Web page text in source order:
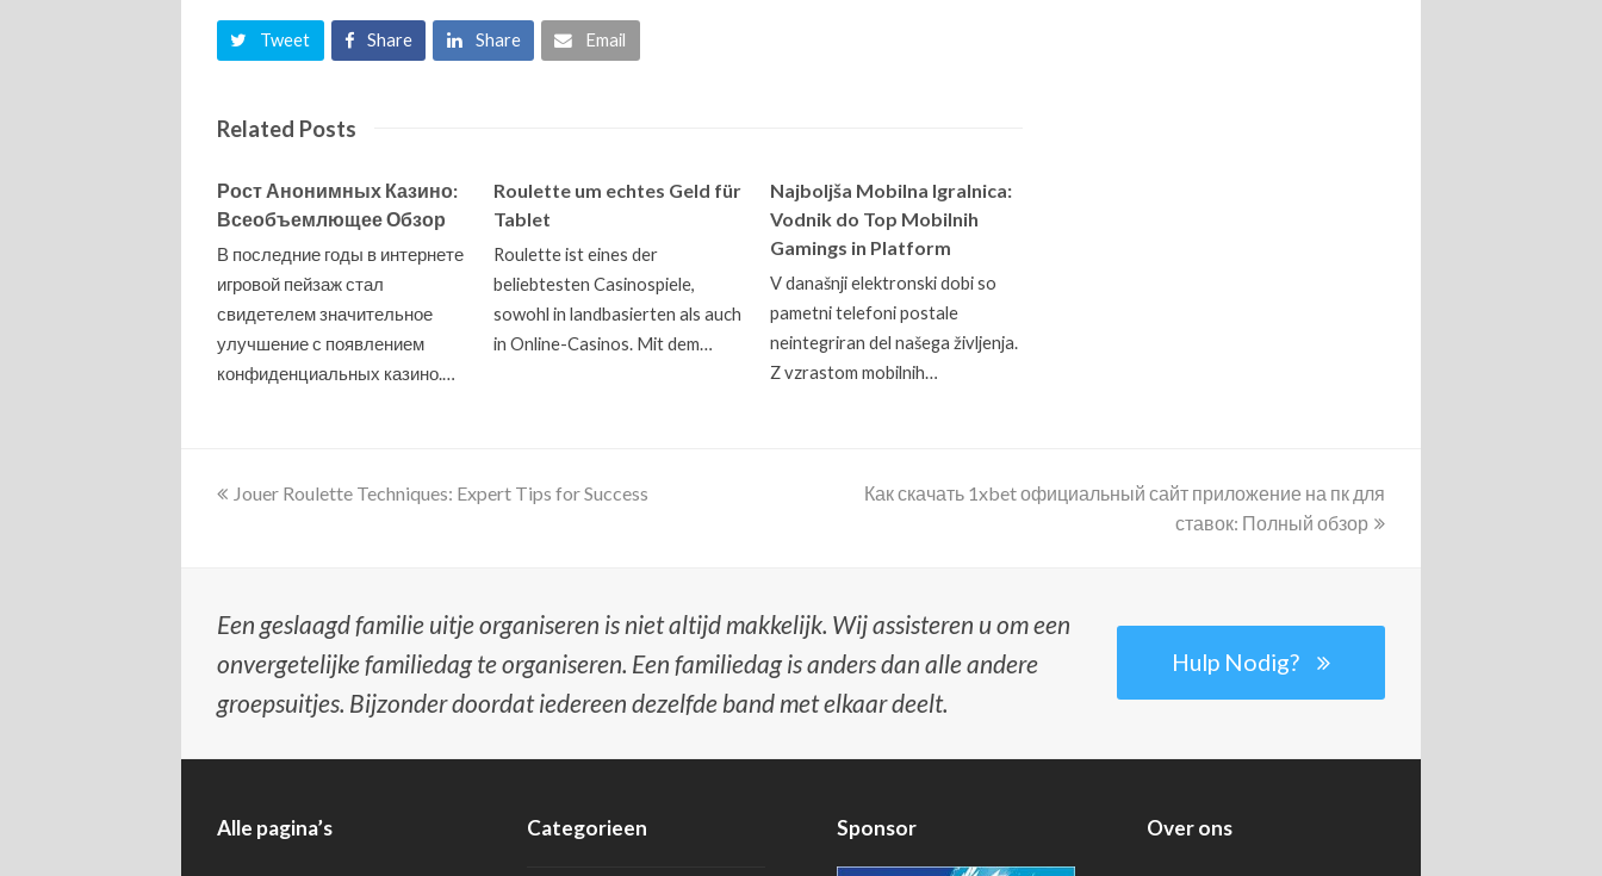
Tweet Share Share Email
Related Posts
Рост Анонимных Казино:
Всеобъемлющее Обзор
В последние годы в интернете
игровой пейзаж стал
свидетелем значительное
улучшение с появлением
конфиденциальных казино.…
Roulette um echtes Geld für
Tablet
Roulette ist eines der
beliebtesten Casinospiele,
sowohl in landbasierten als auch
in Online-Casinos. Mit dem…
Najboljša Mobilna Igralnica:
Vodnik do Top Mobilnih
Gamings in Platform
V današnji elektronski dobi so
pametni telefoni postale
neintegriran del našega življenja.
Z vzrastom mobilnih…
previous
Jouer Roulette Techniques: Expert Tips for Success
next
Как скачать 1xbet официальный сайт приложение на пк для
ставок: Полный обзор
Een geslaagd familie uitje organiseren is niet altijd makkelijk. Wij assisteren u om een
onvergetelijke familiedag te organiseren. Een familiedag is anders dan alle andere
groepsuitjes. Bijzonder doordat iedereen dezelfde band met elkaar deelt.
Hulp Nodig?
Alle pagina’s Categorieen Sponsor Over ons